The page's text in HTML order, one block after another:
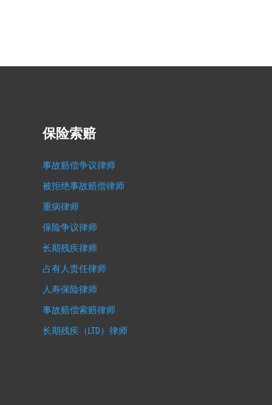
保险索赔
事故赔偿争议律师
被拒绝事故赔偿律师
重病律师
保险争议律师
长期残疾律师
占有人责任律师
人寿保险律师
事故赔偿索赔律师
长期残疾（LTD）律师